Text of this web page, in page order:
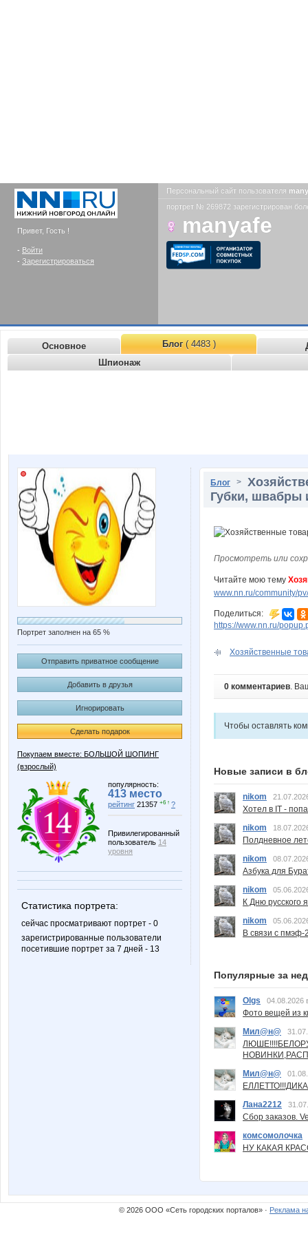
Привет, Гость !
- Войти
- Зарегистрироваться
Персональный сайт пользователя
портрет № 269872 зарегистрирован
manyafe
Основное Блог( 4483 )
Шпионаж
Портрет заполнен на 65 %
Отправить приватное сообщение
Добавить в друзья
Игнорировать
Сделать подарок
Покупаем вместе: БОЛЬШОЙ ШОПИНГ
(взрослый)
популярность:
413 место
рейтинг 21357 +6 ↑ ?
Привилегированный
пользователь 14
уровня
Статистика портрета:
сейчас просматривают портрет - 0
зарегистрированные пользователи
посетившие портрет за 7 дней - 13
Блог >
Губки, швабры
Просмотреть или
Читайте мою тему
www.nn.ru/community/
Поделиться:
https://www.nn.ru/
Хозяйственные
0 комментариев.
Чтобы оставлять
Новые записи в
nikom
Хотел в IT -
nikom
Полдневное
nikom
Азбука для
nikom
К Дню русского
nikom
В связи с пмэф-
Популярные за
Olgs 04.08.2026
Фото вещей из
Мил@н@
Мил@н@
Лана2212
Сбор заказов.
комсомолочка
НУ КАКАЯ
© 2026 ООО «Сеть городских порталов» · Реклама